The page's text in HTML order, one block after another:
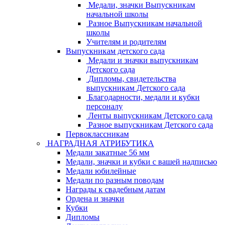
Медали, значки Выпускникам
начальной школы
Разное Выпускникам начальной
школы
Учителям и родителям
Выпускникам детского сада
Медали и значки выпускникам
Детского сада
Дипломы, свидетельства
выпускникам Детского сада
Благодарности, медали и кубки
персоналу
Ленты выпускникам Детского сада
Разное выпускникам Детского сада
Первоклассникам
НАГРАДНАЯ АТРИБУТИКА
Медали закатные 56 мм
Медали, значки и кубки с вашей надписью
Медали юбилейные
Медали по разным поводам
Награды к свадебным датам
Ордена и значки
Кубки
Дипломы